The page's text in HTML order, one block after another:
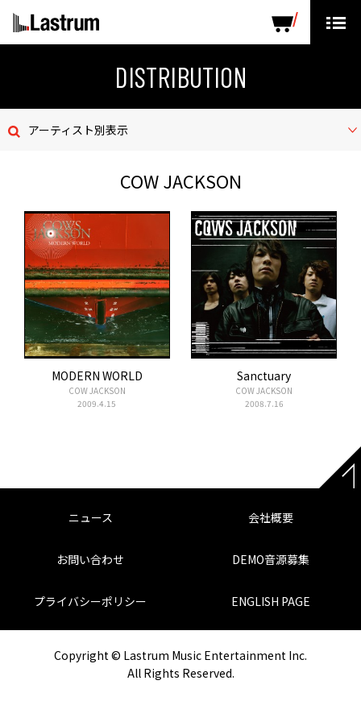
LABEL PRODUCTS
デモテープ
プライバシーポリシー
ENGLISH PAGE
DISTRIBUTION
アーティスト別表示
COW JACKSON
MODERN WORLD
COW JACKSON
2009.4.15
Sanctuary
COW JACKSON
2008.7.16
ニュース 会社概要
お問い合わせ DEMO音源募集
プライバシーポリシー ENGLISH PAGE
Copyright © Lastrum Music Entertainment Inc.
All Rights Reserved.